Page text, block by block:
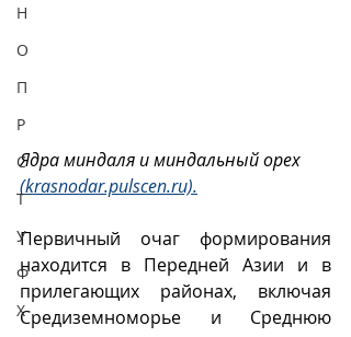
Н
О
П
Р
С
Т
У
Ф
Х
Ядра миндаля и миндальный орех
(krasnodar.pulscen.ru).
Первичный очаг формирования
находится в Передней Азии и в
прилегающих районах, включая
Средиземноморье и Среднюю